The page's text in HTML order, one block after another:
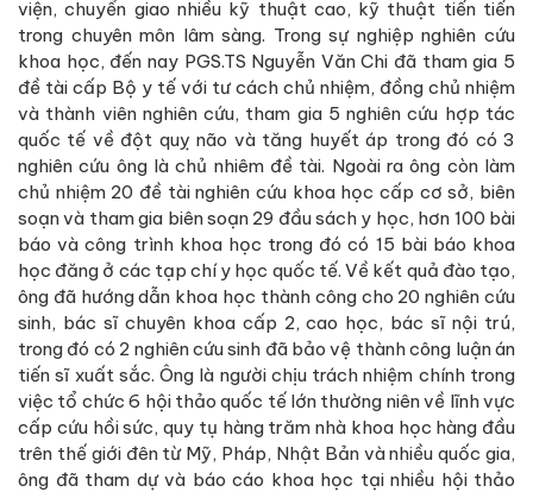
viện, chuyển giao nhiều kỹ thuật cao, kỹ thuật tiến tiến
trong chuyên môn lâm sàng. Trong sự nghiệp nghiên cứu
khoa học, đến nay PGS.TS Nguyễn Văn Chi đã tham gia 5
đề tài cấp Bộ y tế với tư cách chủ nhiệm, đồng chủ nhiệm
và thành viên nghiên cứu, tham gia 5 nghiên cứu hợp tác
quốc tế về đột quỵ não và tăng huyết áp trong đó có 3
nghiên cứu ông là chủ nhiêm đề tài. Ngoài ra ông còn làm
chủ nhiệm 20 đề tài nghiên cứu khoa học cấp cơ sở, biên
soạn và tham gia biên soạn 29 đầu sách y học, hơn 100 bài
báo và công trình khoa học trong đó có 15 bài báo khoa
học đăng ở các tạp chí y học quốc tế. Về kết quả đào tạo,
ông đã hướng dẫn khoa học thành công cho 20 nghiên cứu
sinh, bác sĩ chuyên khoa cấp 2, cao học, bác sĩ nội trú,
trong đó có 2 nghiên cứu sinh đã bảo vệ thành công luận án
tiến sĩ xuất sắc. Ông là người chịu trách nhiệm chính trong
việc tổ chức 6 hội thảo quốc tế lớn thường niên về lĩnh vực
cấp cứu hồi sức, quy tụ hàng trăm nhà khoa học hàng đầu
trên thế giới đên từ Mỹ, Pháp, Nhật Bản và nhiều quốc gia,
ông đã tham dự và báo cáo khoa học tại nhiều hội thảo